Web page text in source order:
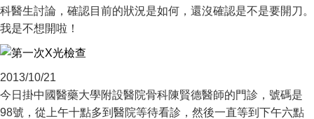
科醫生討論，確認目前的狀況是如何，還沒確認是不是要開刀。
我是不想開啦！
2013/10/21
今日掛中國醫藥大學附設醫院骨科陳賢德醫師的門診，號碼是
98號，從上午十點多到醫院等待看診，然後一直等到下午六點